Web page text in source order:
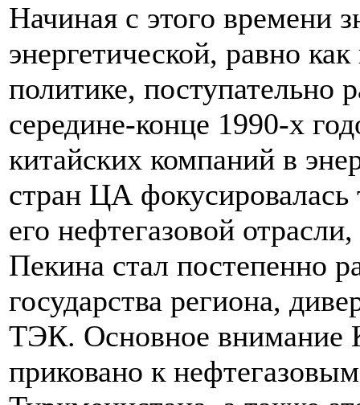
Начиная с этого времени
энергетической, равно
политике, поступательно
середине-конце 1990-х
китайских компаний в
стран ЦА фокусировалась
его нефтегазовой
Пекина стал постепенно
государства региона,
ТЭК. Основное внимание
приковано к